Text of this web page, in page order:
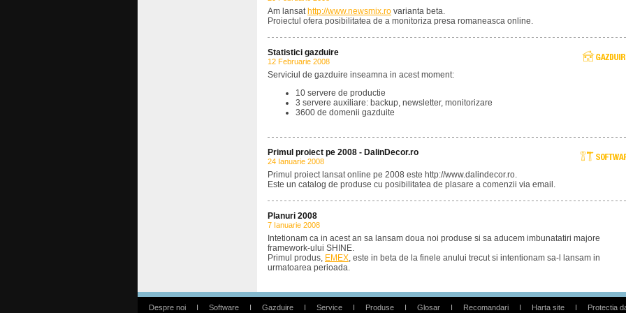
Am lansat http://www.newsmix.ro varianta beta.
Proiectul ofera posibilitatea de a monitoriza presa romaneasca online.
Statistici gazduire
12 Februarie 2008
Serviciul de gazduire inseamna in acest moment:
10 servere de productie
3 servere auxiliare: backup, newsletter, monitorizare
3600 de domenii gazduite
Primul proiect pe 2008 - DalinDecor.ro
24 Ianuarie 2008
Primul proiect lansat online pe 2008 este http://www.dalindecor.ro.
Este un catalog de produse cu posibilitatea de plasare a comenzii via email.
Planuri 2008
7 Ianuarie 2008
Intetionam ca in acest an sa lansam doua noi produse si sa aducem imbunatatiri majore
framework-ului SHINE.
Primul produs, EMEX , este in beta de la finele anului trecut si intentionam sa-l lansam in
urmatoarea perioada.
Despre noi I Software I Gazduire I Service I Produse I Glosar I Recomandari I Harta site I Protectia